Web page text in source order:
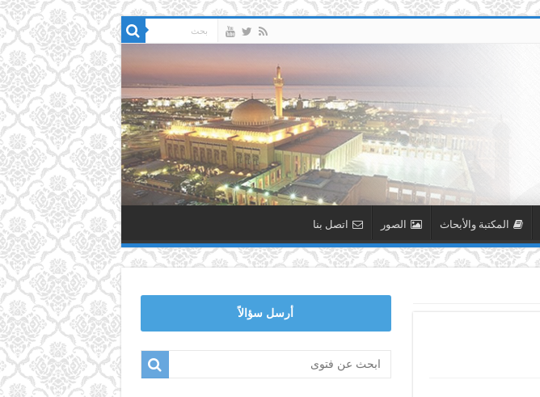
المكتبة والأبحاث الصور اتصل بنا
أرسل سؤالاً